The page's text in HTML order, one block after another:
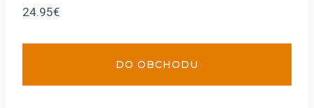
24.95€
DO OBCHODU